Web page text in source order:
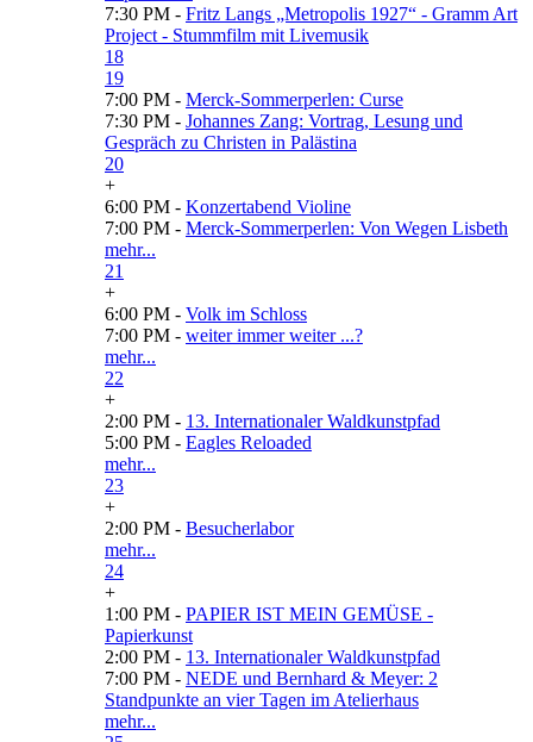
7:30 PM - Fritz Langs „Metropolis 1927“ - Gramm Art
Project - Stummfilm mit Livemusik
18
19
7:00 PM - Merck-Sommerperlen: Curse
7:30 PM - Johannes Zang: Vortrag, Lesung und
Gespräch zu Christen in Palästina
20
+
6:00 PM - Konzertabend Violine
7:00 PM - Merck-Sommerperlen: Von Wegen Lisbeth
mehr...
21
+
6:00 PM - Volk im Schloss
7:00 PM - weiter immer weiter ...?
mehr...
22
+
2:00 PM - 13. Internationaler Waldkunstpfad
5:00 PM - Eagles Reloaded
mehr...
23
+
2:00 PM - Besucherlabor
mehr...
24
+
1:00 PM - PAPIER IST MEIN GEMÜSE -
Papierkunst
2:00 PM - 13. Internationaler Waldkunstpfad
7:00 PM - NEDE und Bernhard & Meyer: 2
Standpunkte an vier Tagen im Atelierhaus
mehr...